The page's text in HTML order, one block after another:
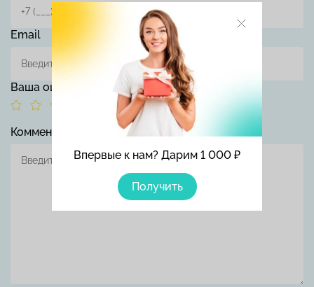
Впервые к нам? Дарим 1 000 ₽
Получить
Email
Ваша оценка
Комментарий